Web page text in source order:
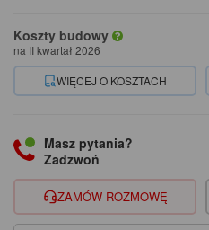
Koszty budowy
na II kwartał 2026
WIĘCEJ O KOSZTACH
Masz pytania?
Zadzwoń
ZAMÓW ROZMOWĘ